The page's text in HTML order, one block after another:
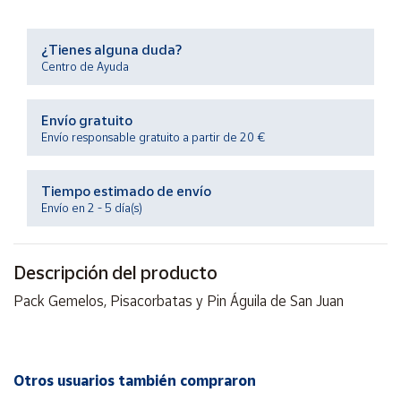
Centro
de ayuda
Contacto
Vendedores
Mapa de
vendedores
vendedor
¿Tienes alguna duda?
Centro de Ayuda
Envío gratuito
Envío responsable gratuito a partir de 20 €
Tiempo estimado de envío
Envío en 2 - 5 día(s)
Descripción del producto
Pack Gemelos, Pisacorbatas y Pin Águila de San Juan
Otros usuarios también compraron